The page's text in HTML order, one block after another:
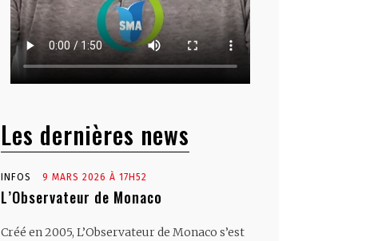
Les dernières news
INFOS 9 MARS 2026 À 17H52
L’Observateur de Monaco
Créé en 2005, L’Observateur de Monaco s’est